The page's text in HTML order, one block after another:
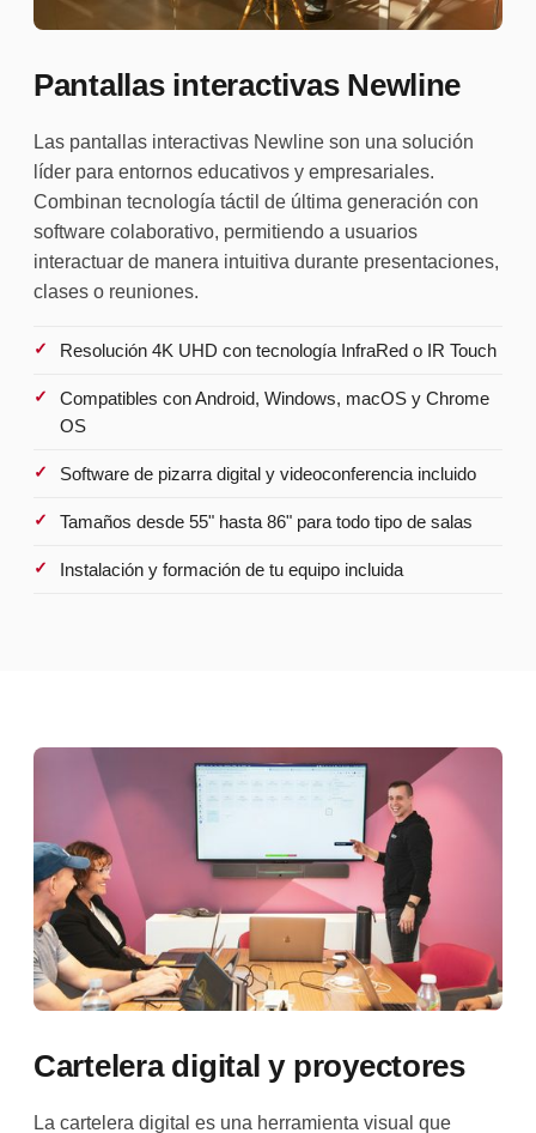
Pantallas interactivas Newline
Las pantallas interactivas Newline son una solución
líder para entornos educativos y empresariales.
Combinan tecnología táctil de última generación con
software colaborativo, permitiendo a usuarios
interactuar de manera intuitiva durante presentaciones,
clases o reuniones.
Resolución 4K UHD con tecnología InfraRed o IR Touch
Compatibles con Android, Windows, macOS y Chrome
OS
Software de pizarra digital y videoconferencia incluido
Tamaños desde 55" hasta 86" para todo tipo de salas
Instalación y formación de tu equipo incluida
Cartelera digital y proyectores
La cartelera digital es una herramienta visual que